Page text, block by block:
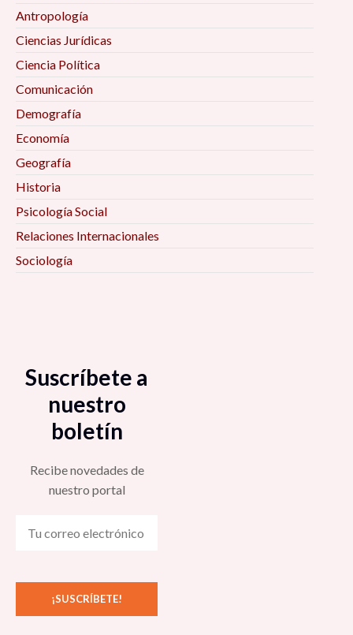
Antropología
Ciencias Jurídicas
Ciencia Política
Comunicación
Demografía
Economía
Geografía
Historia
Psicología Social
Relaciones Internacionales
Sociología
Suscríbete a
nuestro
boletín
Recibe novedades de
nuestro portal